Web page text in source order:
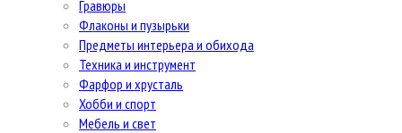
Гравюры
Флаконы и пузырьки
Предметы интерьера и обихода
Техника и инструмент
Фарфор и хрусталь
Хобби и спорт
Мебель и свет